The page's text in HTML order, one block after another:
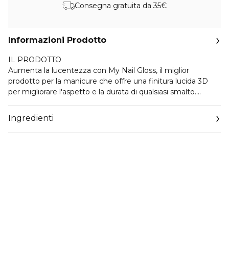
Consegna gratuita da 35€
Informazioni Prodotto
IL PRODOTTO
Aumenta la lucentezza con My Nail Gloss, il miglior
prodotto per la manicure che offre una finitura lucida 3D
per migliorare l'aspetto e la durata di qualsiasi smalto.
Match o da solo, questo top coat ad alte prestazioni
aggiunge una straordinaria dimensionalità alle unghie. È un
prodotto che illumina la manicure trasformandola in punta
Ingredienti